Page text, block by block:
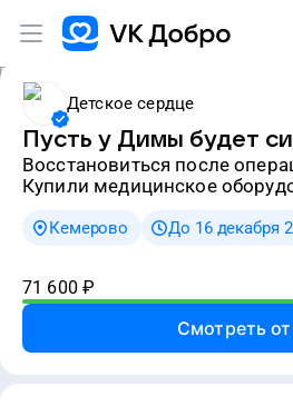
Детское сердце
Пусть у Димы будет
восстановиться после
Купили медицинское
Кемерово До 16 декабря
71 600 ₽
Смотреть